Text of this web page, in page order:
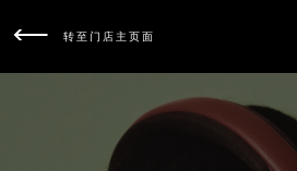
转至门店主页面